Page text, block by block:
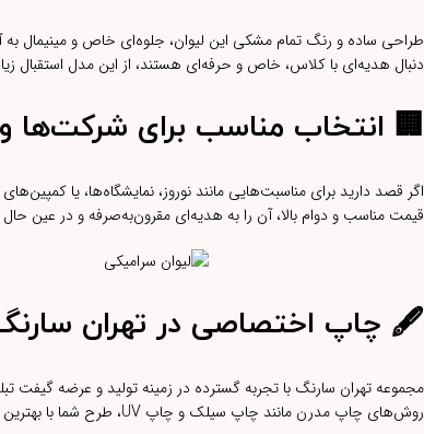
طراحی ساده و رنگ تمام مشکی این لیوان، جلوه‌ای خاص و مینیمال
دنبال هدیه‌ای با کلاس، خاص و حرفه‌ای هستند، از این مدل استقبال
🏢 انتخاب مناسب برای شرکت‌ها
قیمت مناسب و دوام بالا، آن را به هدیه‌ای مقرون‌به‌صرفه و در عین حال
🖋️ چاپ اختصاصی در تهران
مجموعه تهران سارنگ با تجربه گسترده در زمینه تولید و عرضه گیفت
روش‌های چاپ مدرن مانند چاپ سیلک و چاپ UV، طرح شما با بهترین کیفیت روی بدنه لیوان ثبت می‌شود.